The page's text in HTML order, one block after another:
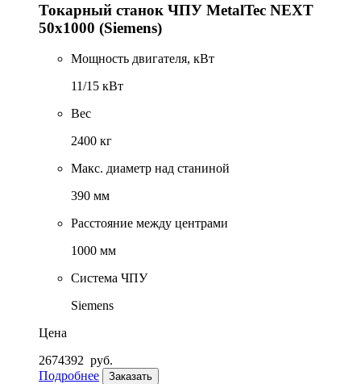
Токарный станок ЧПУ MetalTec NEXT
50x1000 (Siemens)
Мощность двигателя, кВт
11/15 кВт
Вес
2400 кг
Макс. диаметр над станиной
390 мм
Расстояние между центрами
1000 мм
Система ЧПУ
Siemens
Цена
2674392 руб.
Подробнее
Заказать